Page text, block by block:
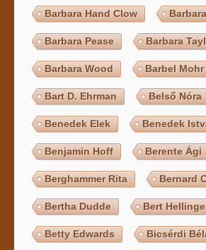
Barbara Hand Clow
Barbara Pease Barbara
Barbara Wood Barbel Mohr
Bart D. Ehrman Belső Nóra
Benedek Elek Benedek
Benjamin Hoff Berente Ági
Berghammer Rita Bernard
Bertha Dudde Bert
Betty Edwards Bicsérdi